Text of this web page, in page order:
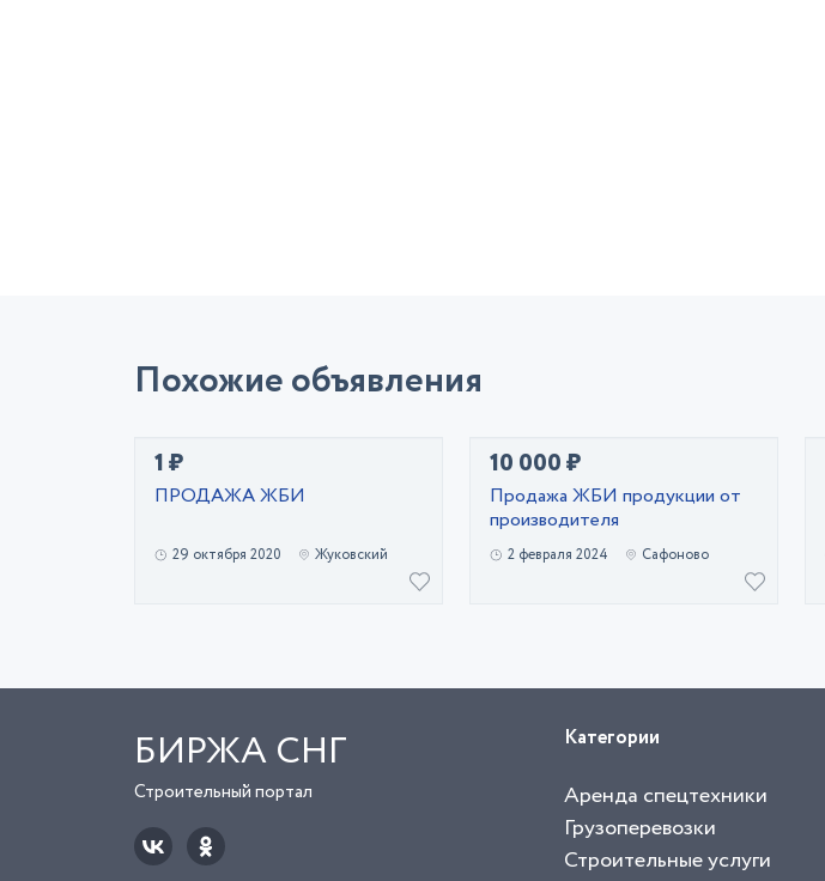
Похожие объявления
1 ₽
ПРОДАЖА ЖБИ
29 октября 2020 Жуковский
10 000 ₽
Продажа ЖБИ продукции от
производителя
2 февраля 2024 Сафоново
БИРЖА СНГ
Строительный портал
Категории
Аренда спецтехники
Грузоперевозки
Строительные услуги